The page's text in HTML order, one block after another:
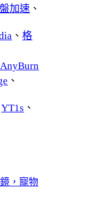
加速 、
、格
AnyBurn
、
YT1s 、
，寵物